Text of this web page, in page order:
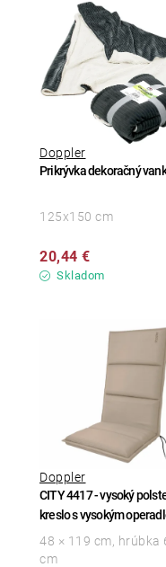
Prikrývka dekoračný
Doppler
Skladom
20,44 €
125x150 cm
CITY 4417 - vysoký
kreslo s vysokým
Doppler
48 × 119 cm, hrúbka
cm